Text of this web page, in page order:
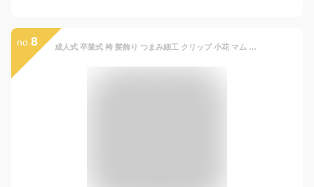
no. 8 成人式 卒業式 袴 髪飾り つまみ細工 クリップ 小花 マム 浴衣 ヘアアクセサリー【 赤 ピンク オレンジ】【送料無料】